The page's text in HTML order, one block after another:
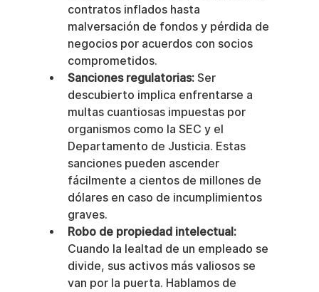
contratos inflados hasta
malversación de fondos y pérdida de
negocios por acuerdos con socios
comprometidos.
Sanciones regulatorias: Ser
descubierto implica enfrentarse a
multas cuantiosas impuestas por
organismos como la SEC y el
Departamento de Justicia. Estas
sanciones pueden ascender
fácilmente a cientos de millones de
dólares en caso de incumplimientos
graves.
Robo de propiedad intelectual:
Cuando la lealtad de un empleado se
divide, sus activos más valiosos se
van por la puerta. Hablamos de